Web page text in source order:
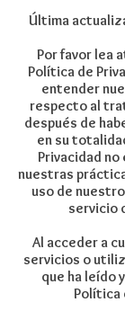
Última
Por favor lea
Política de
entender
respecto al
después de
en su
Privacidad
nuestras
uso de
servicio
Al acceder a
servicios o
que ha leído
Política